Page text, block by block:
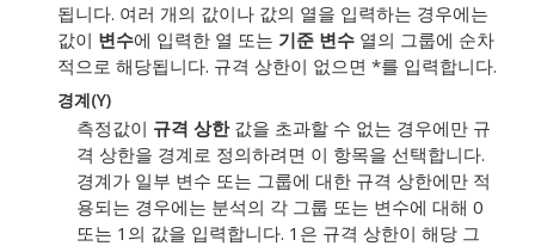
됩니다. 여러 개의 값이나 값의 열을 입력하는 경우에는
값이 변수에 입력한 열 또는 기준 변수 열의 그룹에 순차
적으로 해당됩니다. 규격 상한이 없으면 *를 입력합니다.
경계(Y)
측정값이 규격 상한값을 초과할 수 없는 경우에만 규
격 상한을 경계로 정의하려면 이 항목을 선택합니다.
경계가 일부 변수 또는 그룹에 대한 규격 상한에만 적
용되는 경우에는 분석의 각 그룹 또는 변수에 대해 0
또는 1의 값을 입력합니다. 1은 규격 상한이 해당 그